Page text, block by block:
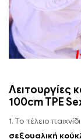
Λειτουργίες
100cm TPE
1. Το τέλειο
σεξουαλική